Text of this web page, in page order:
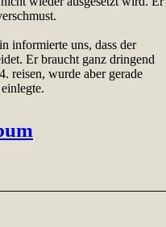
informierte uns, dass der
Er braucht ganz dringend
reisen, wurde aber gerade